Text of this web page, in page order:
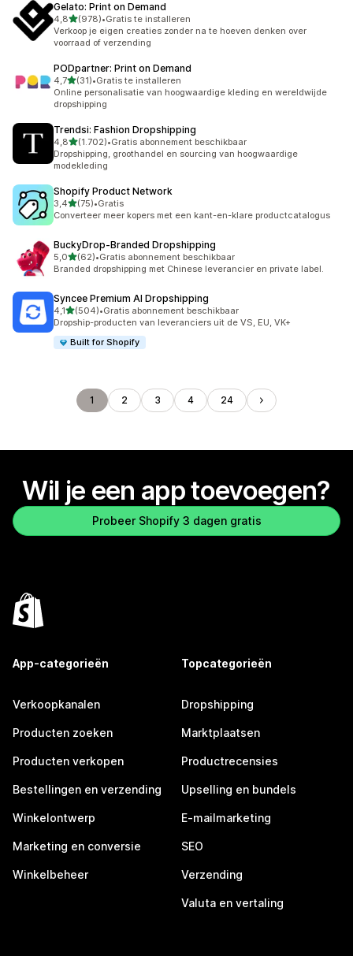
Gelato: Print on Demand
4,8van 5 sterren
(978)
978 recensies in totaal
•Gratis te installeren
Verkoop je eigen creaties zonder na te hoeven denken over
voorraad of verzending
PODpartner: Print on Demand
4,7van 5 sterren
(31)
31 recensies in totaal
•Gratis te installeren
Online personalisatie van hoogwaardige kleding en wereldwijde
dropshipping
Trendsi: Fashion Dropshipping
4,8van 5 sterren
(1.702)
1702 recensies in totaal
•Gratis abonnement beschikbaar
Dropshipping, groothandel en sourcing van hoogwaardige
modekleding
Shopify Product Network
3,4van 5 sterren
(75)
75 recensies in totaal
•Gratis
Converteer meer kopers met een kant-en-klare productcatalogus
BuckyDrop‑Branded Dropshipping
5,0van 5 sterren
(62)
62 recensies in totaal
•Gratis abonnement beschikbaar
Branded dropshipping met Chinese leverancier en private label.
Syncee Premium AI Dropshipping
4,1van 5 sterren
(504)
504 recensies in totaal
•Gratis abonnement beschikbaar
Dropship-producten van leveranciers uit de VS, EU, VK+
Built for Shopify
1 2 3 4 24
Wil je een app toevoegen?
Probeer Shopify 3 dagen gratis
App-categorieën
Verkoopkanalen
Producten zoeken
Producten verkopen
Bestellingen en verzending
Winkelontwerp
Marketing en conversie
Winkelbeheer
Topcategorieën
Dropshipping
Marktplaatsen
Productrecensies
Upselling en bundels
E-mailmarketing
SEO
Verzending
Valuta en vertaling